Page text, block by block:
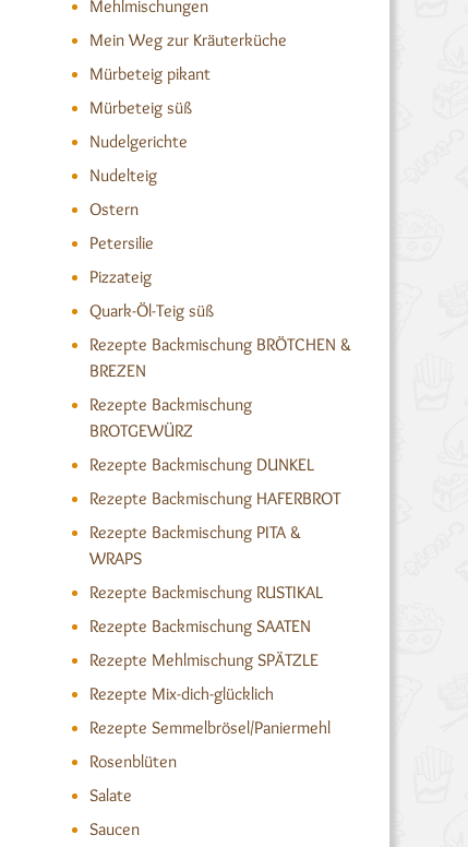
Mehlmischungen
Mein Weg zur Kräuterküche
Mürbeteig pikant
Mürbeteig süß
Nudelgerichte
Nudelteig
Ostern
Petersilie
Pizzateig
Quark-Öl-Teig süß
Rezepte Backmischung BRÖTCHEN &
BREZEN
Rezepte Backmischung
BROTGEWÜRZ
Rezepte Backmischung DUNKEL
Rezepte Backmischung HAFERBROT
Rezepte Backmischung PITA &
WRAPS
Rezepte Backmischung RUSTIKAL
Rezepte Backmischung SAATEN
Rezepte Mehlmischung SPÄTZLE
Rezepte Mix-dich-glücklich
Rezepte Semmelbrösel/Paniermehl
Rosenblüten
Salate
Saucen